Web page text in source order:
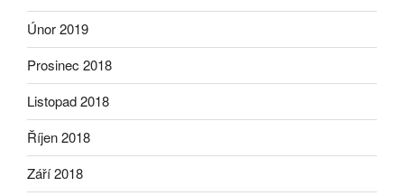
Únor 2019
Prosinec 2018
Listopad 2018
Říjen 2018
Září 2018